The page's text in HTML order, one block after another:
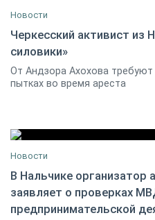
08 марта 2014
Новости
Черкесский активист из
силовики»
От Андзора Ахохова
пытках во время ареста
27 марта 2014
Новости
В Нальчике организатор
заявляет о проверках
предпринимательской